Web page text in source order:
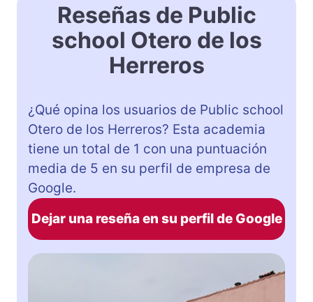
Reseñas de Public
school Otero de los
Herreros
¿Qué opina los usuarios de Public school
Otero de los Herreros? Esta academia
tiene un total de 1 con una puntuación
media de 5 en su perfil de empresa de
Google.
Dejar una reseña en su perfil de Google